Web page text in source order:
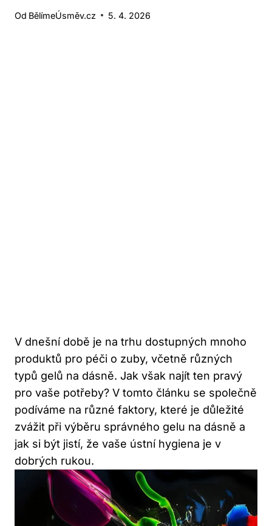
Od BělímeÚsměv.cz 5. 4. 2026
V dnešní době je na trhu dostupných mnoho
produktů pro péči o zuby, včetně různých
typů gelů na dásně. Jak však najít ten pravý
pro vaše potřeby? V tomto článku se společně
podíváme na různé faktory, které je důležité
zvážit při výběru správného gelu na dásně a
jak si být jistí, že vaše ústní hygiena je v
dobrých rukou.